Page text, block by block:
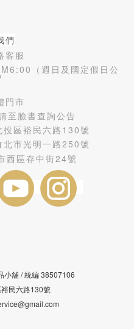
們
客服
（週日及國定假日公
門市
至臉書查詢公告
投區裕民六路130號
北市光明一路250號
西區存中街24號
小舖 /統編38507106
民六路130號